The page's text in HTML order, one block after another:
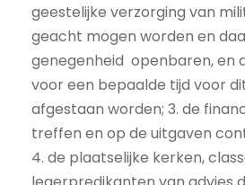
geestelijke verzorging van
geacht mogen worden en
genegenheid openbaren, en
voor een bepaalde tijd voor
afgestaan worden; 3. de
treffen en op de uitgaven
4. de plaatselijke kerken,